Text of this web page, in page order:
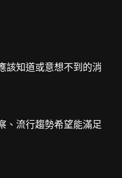
該知道或意想不到的消
、流行趨勢希望能滿足